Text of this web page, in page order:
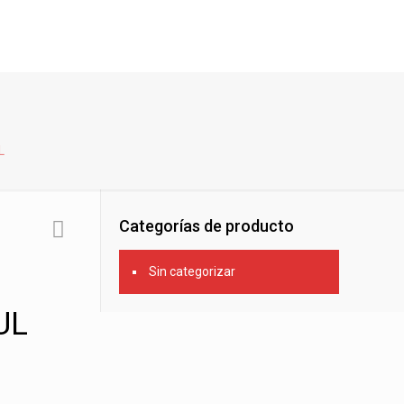
Categorías de producto
Sin categorizar